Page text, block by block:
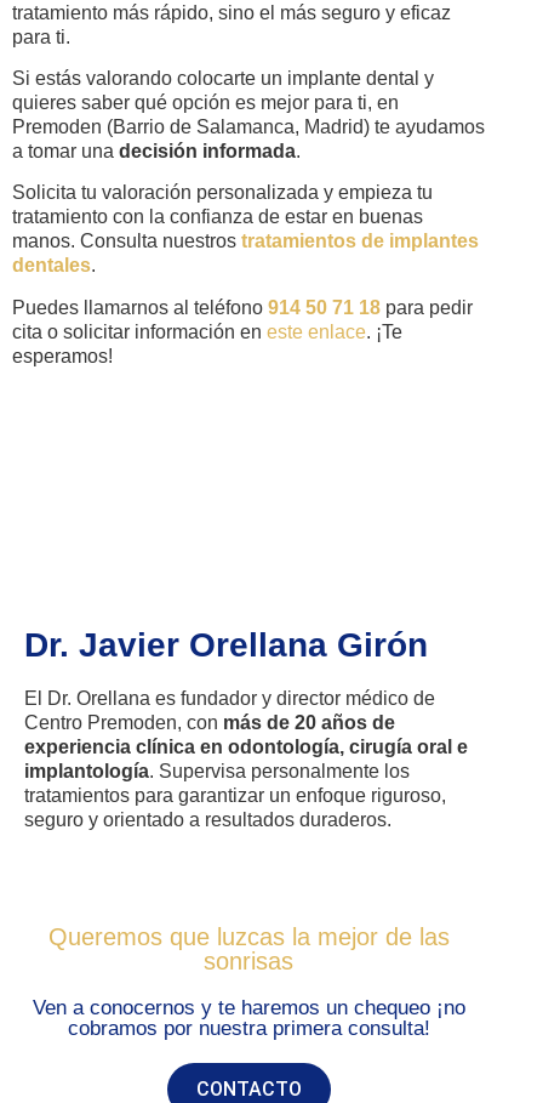
tratamiento más rápido, sino el más seguro y eficaz
para ti.
Si estás valorando colocarte un implante dental y
quieres saber qué opción es mejor para ti, en
Premoden (Barrio de Salamanca, Madrid) te ayudamos
a tomar una decisión informada.
Solicita tu valoración personalizada y empieza tu
tratamiento con la confianza de estar en buenas
manos. Consulta nuestros tratamientos de implantes
dentales.
Puedes llamarnos al teléfono 914 50 71 18 para pedir
cita o solicitar información en este enlace. ¡Te
esperamos!
Dr. Javier Orellana Girón
El Dr. Orellana es fundador y director médico de
Centro Premoden, con más de 20 años de
experiencia clínica en odontología, cirugía oral e
implantología. Supervisa personalmente los
tratamientos para garantizar un enfoque riguroso,
seguro y orientado a resultados duraderos.
Queremos que luzcas la mejor de las
sonrisas
Ven a conocernos y te haremos un chequeo ¡no
cobramos por nuestra primera consulta!
CONTACTO